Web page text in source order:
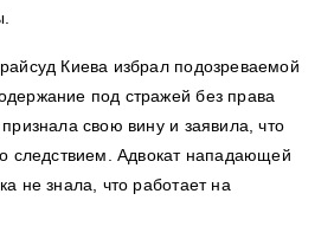
Киева избрал подозреваемой
под стражей без права
свою вину и заявила, что
следствием. Адвокат нападающей
не знала, что работает на